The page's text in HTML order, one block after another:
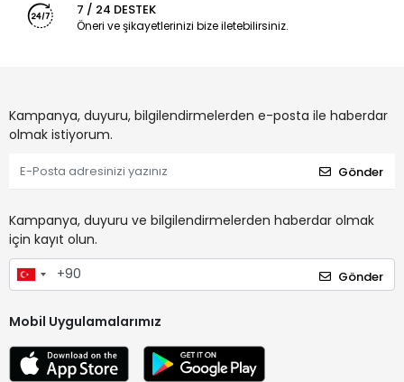
7 / 24 DESTEK
Öneri ve şikayetlerinizi bize iletebilirsiniz.
Kampanya, duyuru, bilgilendirmelerden e-posta ile haberdar
olmak istiyorum.
Gönder
Kampanya, duyuru ve bilgilendirmelerden haberdar olmak
için kayıt olun.
Gönder
Mobil Uygulamalarımız